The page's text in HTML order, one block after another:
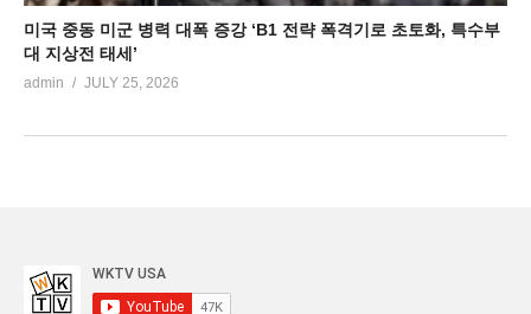
미국 중동 미군 병력 대폭 증강 ‘B1 전략 폭격기로 초토화, 특수부
대 지상전 태세’
admin JULY 25, 2026